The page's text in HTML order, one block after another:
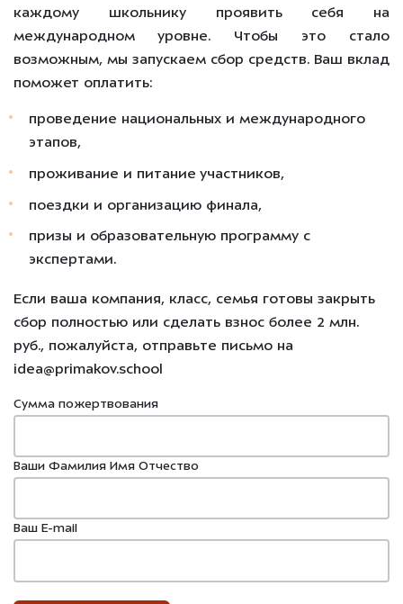
каждому школьнику проявить себя на
международном уровне.
Чтобы это стало
возможным, мы запускаем сбор средств. Ваш вклад
поможет оплатить:
проведение национальных и международного
этапов,
проживание и питание участников,
поездки и организацию финала,
призы и образовательную программу с
экспертами.
Если ваша компания, класс, семья готовы закрыть
сбор полностью или сделать взнос более 2 млн.
руб., пожалуйста, отправьте письмо на
idea@primakov.school
Сумма пожертвования
Ваши Фамилия Имя Отчество
Ваш E-mail